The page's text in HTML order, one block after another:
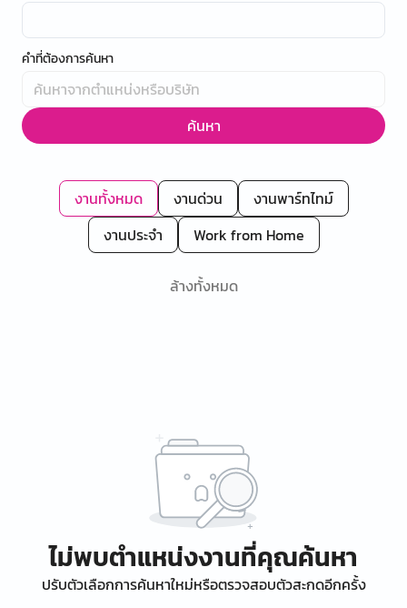
คำที่ต้องการค้นหา
ค้นหา
งานทั้งหมด งานด่วน
งานพาร์ทไทม์
งานประจำ
Work from Home
ล้างทั้งหมด
ไม่พบตำแหน่งงานที่คุณค้นหา
ปรับตัวเลือกการค้นหาใหม่หรือตรวจสอบตัวสะกดอีกครั้ง